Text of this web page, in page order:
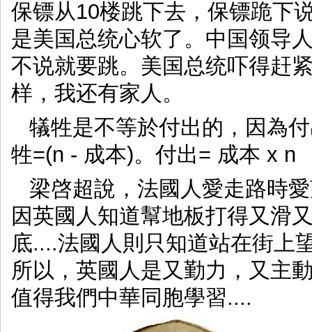
保镖从10楼跳下去，保镖跪下
是美国总统心软了。中国领导
不说就要跳。美国总统吓得赶
样，我还有家人。
犠牲是不等於付出的，因為
牲=(n - 成本)。付出= 成本 x n
梁啓超說，法國人愛走路時
因英國人知道幫地板打得又滑
底....法國人則只知道站在街上
所以，英國人是又勤力，又主
值得我們中華同胞學習....